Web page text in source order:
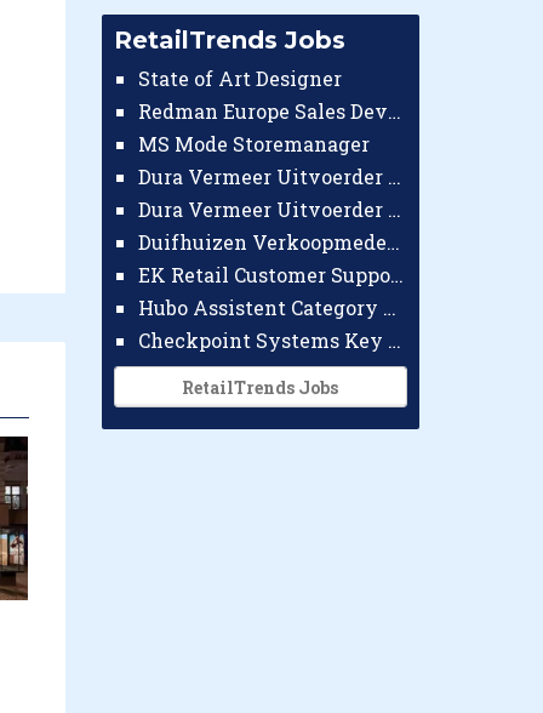
RetailTrends Jobs
State of Art Designer
Redman Europe Sales Developer (Europe)
MS Mode Storemanager
Dura Vermeer Uitvoerder GWW Amsterdam
Dura Vermeer Uitvoerder Civiel Nijmegen
Duifhuizen Verkoopmedewerker Ridderkerk
EK Retail Customer Support Omnichannel
Hubo Assistent Category Manager
Checkpoint Systems Key Accountmanager Benelux
RetailTrends Jobs